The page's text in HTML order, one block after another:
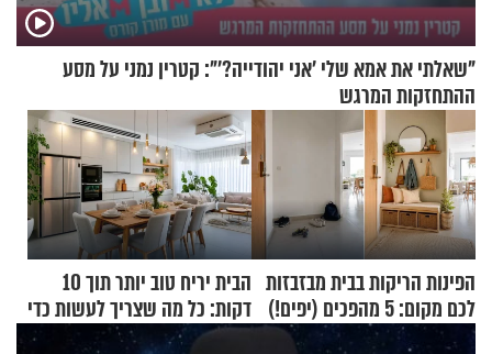
"שאלתי את אמא שלי 'אני יהודייה?'": קטרין נמני על מסע
ההתחזקות המרגש
הפינות הריקות בבית מבזבזות
לכם מקום: 5 מהפכים (יפים!)
שאפשר לעשות כבר היום
הבית יריח טוב יותר תוך 10
דקות: כל מה שצריך לעשות כדי
לרענן את הבית